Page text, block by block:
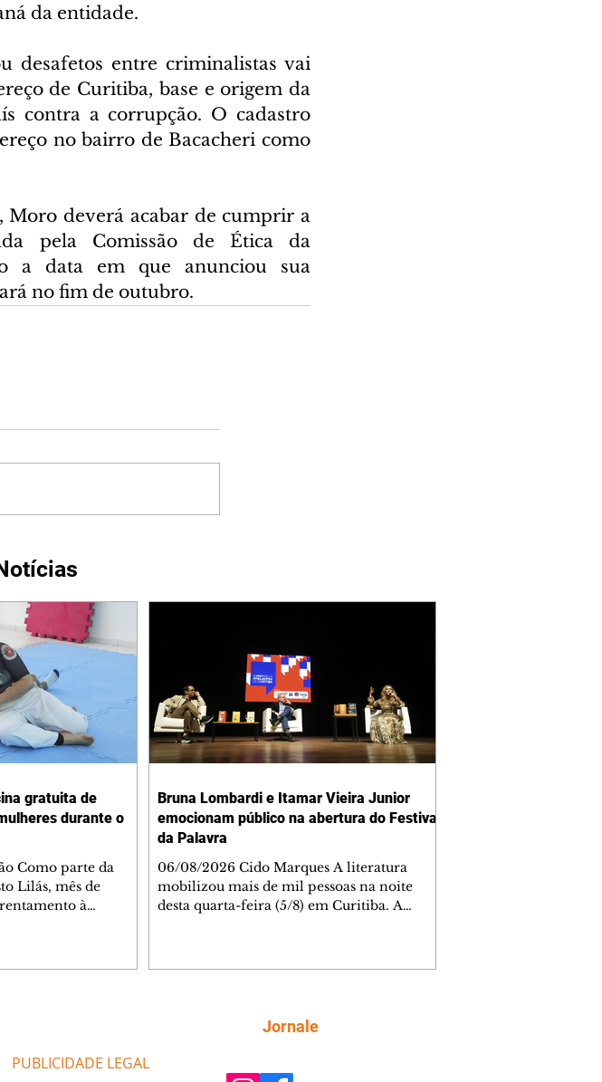
da entidade.
desafetos entre criminalistas vai
de Curitiba, base e origem da
contra a corrupção. O cadastro
no bairro de Bacacheri como
Moro deverá acabar de cumprir a
pela Comissão de Ética da
a data em que anunciou sua
no fim de outubro.
gratuita de
durante o
Como parte da
Lilás, mês de
à
fortalecer a
o autocuidado e
Bruna Lombardi e Itamar Vieira Junior
emocionam público na abertura do Festival
da Palavra
06/08/2026 Cido Marques A literatura
mobilizou mais de mil pessoas na noite
desta quarta-feira (5/8) em Curitiba. A
festival literário da capital paranaense. A
O evento segue com intensa programação
PUBLICIDADE LEGAL
Jornale